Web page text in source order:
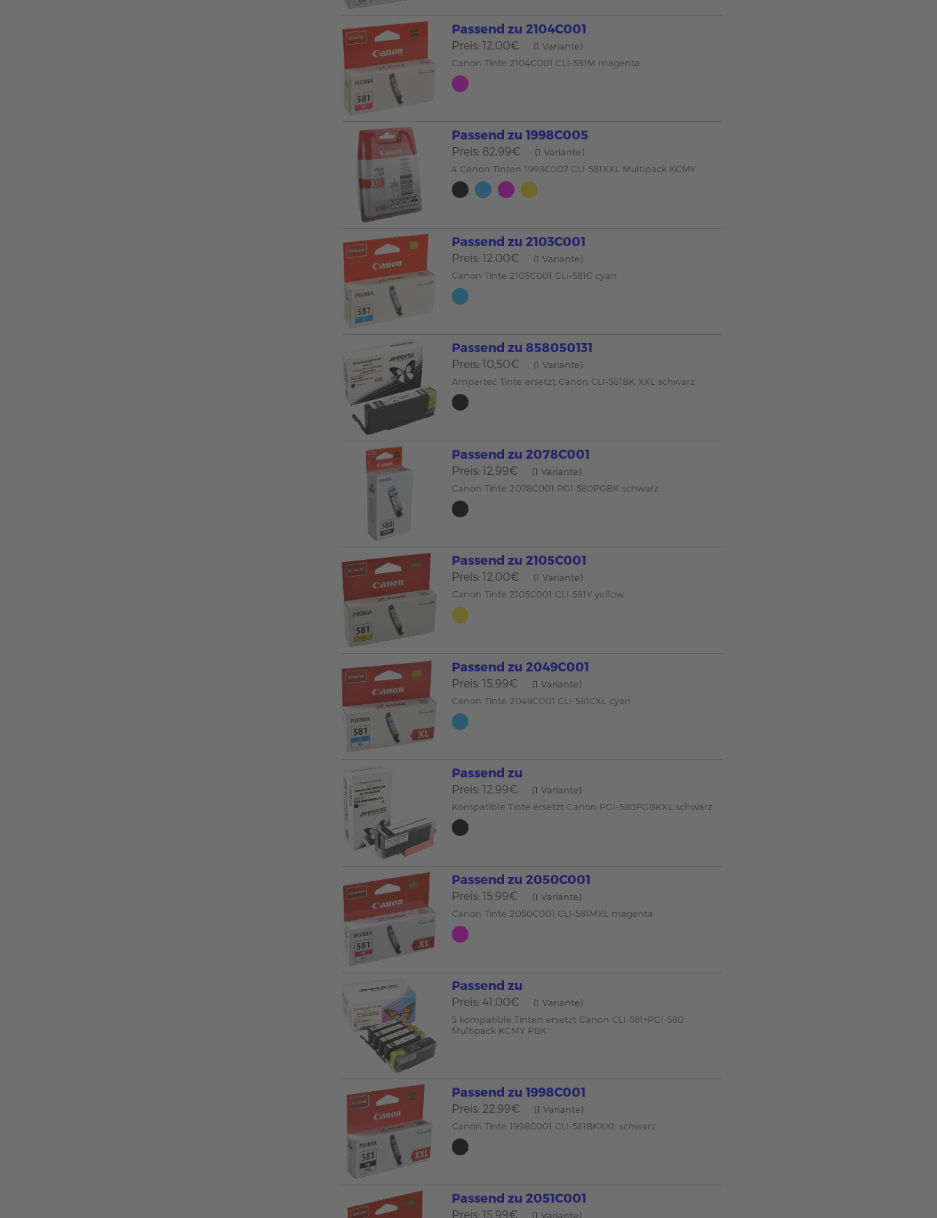
Passend zu 2104C001
Preis: 12,00€
(1 Variante)
Canon Tinte 2104C001 CLI-581M magenta
Passend zu 1998C005
Preis: 82,99€
(1 Variante)
4 Canon Tinten 1998C007 CLI-581XXL Multipack KCMY
Passend zu 2103C001
Preis: 12,00€
(1 Variante)
Canon Tinte 2103C001 CLI-581C cyan
Passend zu 858050131
Preis: 10,50€
(1 Variante)
Ampertec Tinte ersetzt Canon CLI-581BK XXL schwarz
Passend zu 2078C001
Preis: 12,99€
(1 Variante)
Canon Tinte 2078C001 PGI-580PGBK schwarz
Passend zu 2105C001
Preis: 12,00€
(1 Variante)
Canon Tinte 2105C001 CLI-581Y yellow
Passend zu 2049C001
Preis: 15,99€
(1 Variante)
Canon Tinte 2049C001 CLI-581CXL cyan
Passend zu
Preis: 12,99€
(1 Variante)
Kompatible Tinte ersetzt Canon PGI-580PGBKXL schwarz
Passend zu 2050C001
Preis: 15,99€
(1 Variante)
Canon Tinte 2050C001 CLI-581MXL magenta
Passend zu
Preis: 41,00€
(1 Variante)
5 kompatible Tinten ersetzt Canon CLI-581+PGI-580
Multipack KCMY PBK
Passend zu 1998C001
Preis: 22,99€
(1 Variante)
Canon Tinte 1998C001 CLI-581BKXXL schwarz
Passend zu 2051C001
Preis: 15,99€ (1 Variante)